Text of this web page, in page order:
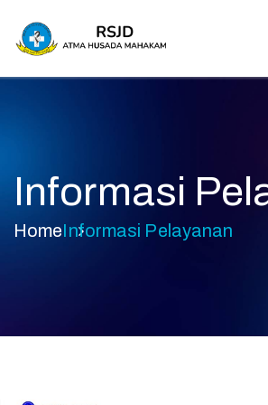
Informasi
HomeInformasi Pelayanan